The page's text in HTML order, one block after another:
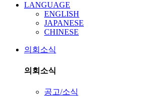
LANGUAGE
ENGLISH
JAPANESE
CHINESE
의회소식
의회소식
공고/소식